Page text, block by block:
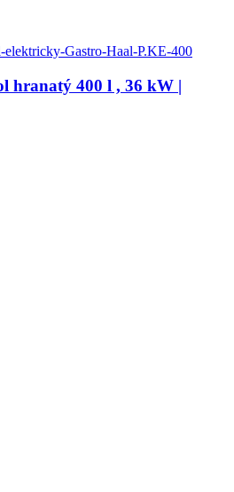
hranatý 400 l , 36 kW |